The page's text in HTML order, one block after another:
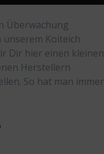
Überwachung
Koiteich
Dir hier einen kleinen
Herstellern
So hat man immer